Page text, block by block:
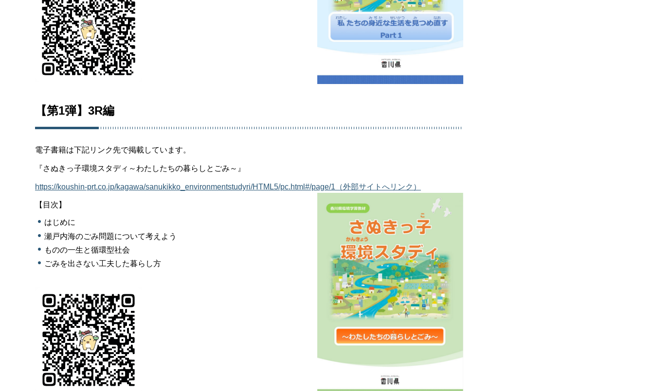
【第1弾】3R編
電子書籍は下記リンク先で掲載しています。
『さぬきっ子環境スタディ～わたしたちの暮らしとごみ～』
https://koushin-prt.co.jp/kagawa/sanukikko_environmentstudyri/HTML5/pc.html#/page/1（外部サイトへリンク）
【目次】
はじめに
瀬戸内海のごみ問題について考えよう
ものの一生と循環型社会
ごみを出さない工夫した暮らし方